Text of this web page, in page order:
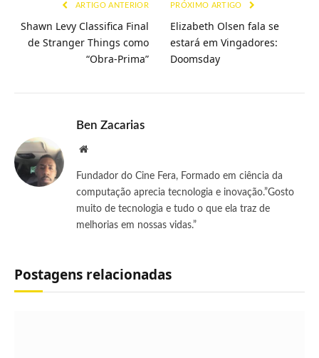
ARTIGO ANTERIOR
Shawn Levy Classifica Final
de Stranger Things como
“Obra-Prima”
PRÓXIMO ARTIGO
Elizabeth Olsen fala se
estará em Vingadores:
Doomsday
Ben Zacarias
Site
Fundador do Cine Fera, Formado em ciência da
computação aprecia tecnologia e inovação.”Gosto
muito de tecnologia e tudo o que ela traz de
melhorias em nossas vidas.”
Postagens relacionadas